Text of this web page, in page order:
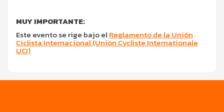
MUY IMPORTANTE:
Este evento se rige bajo elReglamento de la Unión
Ciclista Internacional (Union Cycliste Internationale
UCI)